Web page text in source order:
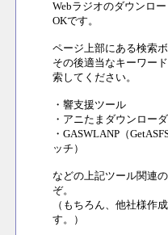
Webラジオのダウンロ
OKです。
ページ上部にある検索
その後適当なキーワー
索してください。
・響支援ツール
・アニたまダウンロー
・GASWLANP（
ッチ）
などの上記ツール関連
ぞ。
（もちろん、他社様作
す。）